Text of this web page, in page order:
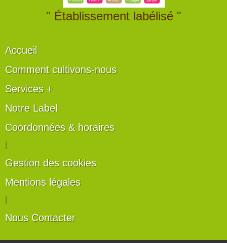
" Établissement labélisé "
Accueil
Comment cultivons-nous
Services +
Notre Label
Coordonnées & horaires
Gestion des cookies
Mentions légales
Nous Contacter